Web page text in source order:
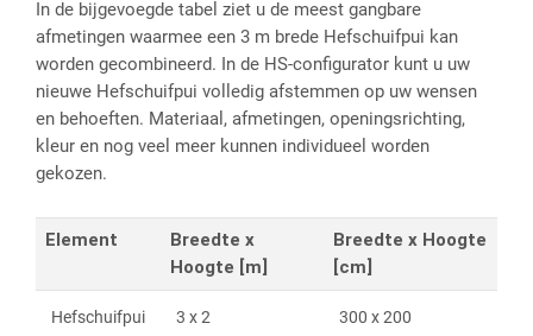
In de bijgevoegde tabel ziet u de meest gangbare
afmetingen waarmee een 3 m brede Hefschuifpui kan
worden gecombineerd. In de HS-configurator kunt u uw
nieuwe Hefschuifpui volledig afstemmen op uw wensen
en behoeften. Materiaal, afmetingen, openingsrichting,
kleur en nog veel meer kunnen individueel worden
gekozen.
Element
Breedte x
Hoogte [m]
Breedte x Hoogte
[cm]
Hefschuifpui 3 x 2 300 x 200